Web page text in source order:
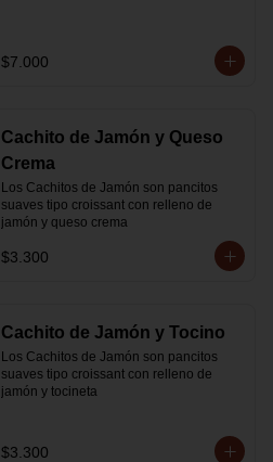
$7.000
Cachito de Jamón y Queso
Crema
Los Cachitos de Jamón son pancitos
suaves tipo croissant con relleno de
jamón y queso crema
$3.300
Cachito de Jamón y Tocino
Los Cachitos de Jamón son pancitos
suaves tipo croissant con relleno de
jamón y tocineta
$3.300